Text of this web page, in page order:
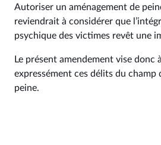
Autoriser un aménagement de
reviendrait à considérer que
psychique des victimes revêt une
Le présent amendement vise donc
expressément ces délits du champ
peine.